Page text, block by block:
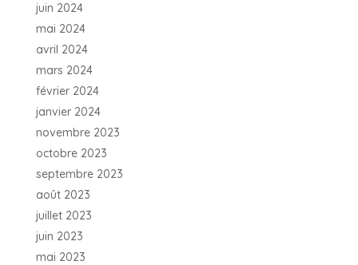
juin 2024
mai 2024
avril 2024
mars 2024
février 2024
janvier 2024
novembre 2023
octobre 2023
septembre 2023
août 2023
juillet 2023
juin 2023
mai 2023